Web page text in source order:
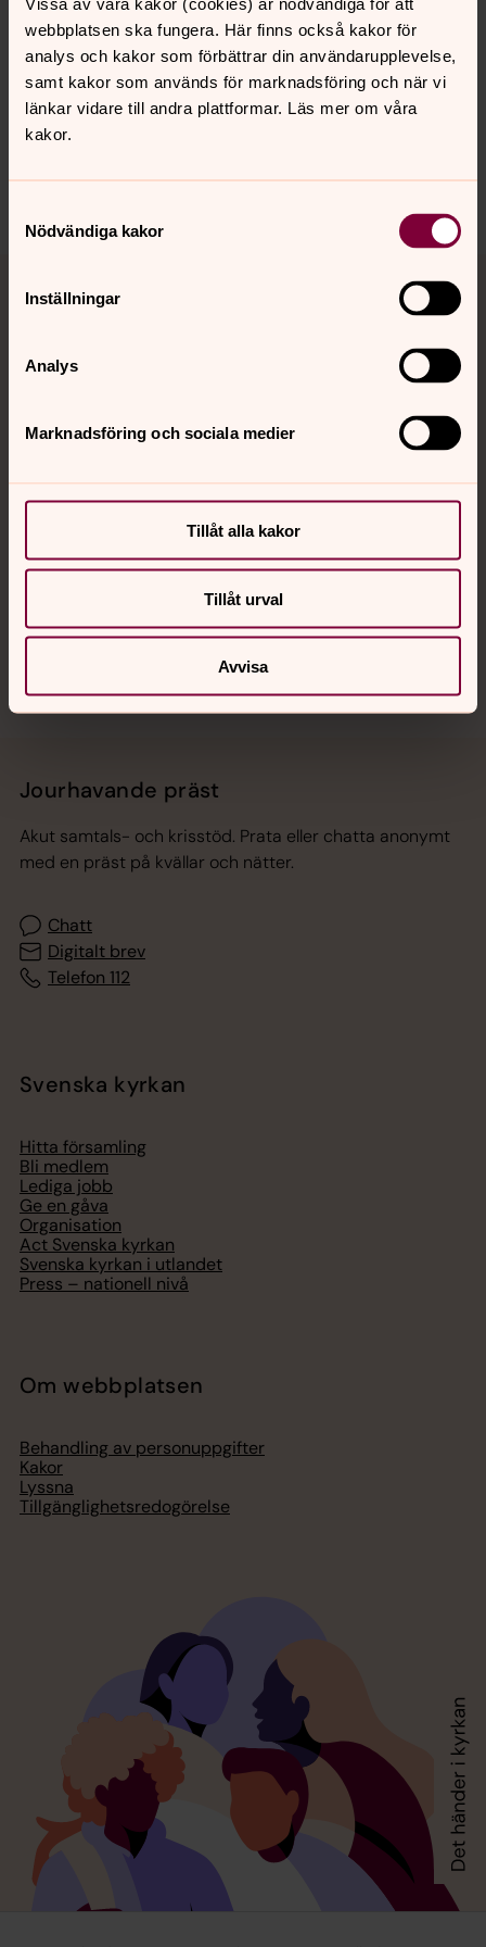
webbplatsen ska fungera. Här finns också kakor för
analys och kakor som förbättrar din användarupplevelse,
samt kakor som används för marknadsföring och när vi
länkar vidare till andra plattformar. Läs mer om våra
kakor.
Nödvändiga kakor
Inställningar
Analys
Marknadsföring och sociala medier
Tillåt alla kakor
Tillåt urval
Avvisa
Senast ändrad 14 februari 2025
Synpunkter eller frågor på sidans
innehåll?
Kontakt
Sociala kanaler
Jourhavande präst
Akut samtals- och krisstöd. Prata eller chatta anonymt
med en präst på kvällar och nätter.
Chatt
Digitalt brev
Telefon 112
Svenska kyrkan
Hitta församling
Bli medlem
Lediga jobb
Ge en gåva
Organisation
Act Svenska kyrkan
Svenska kyrkan i utlandet
Press – nationell nivå
Om webbplatsen
Behandling av personuppgifter
Kakor
Lyssna
Tillgänglighetsredogörelse